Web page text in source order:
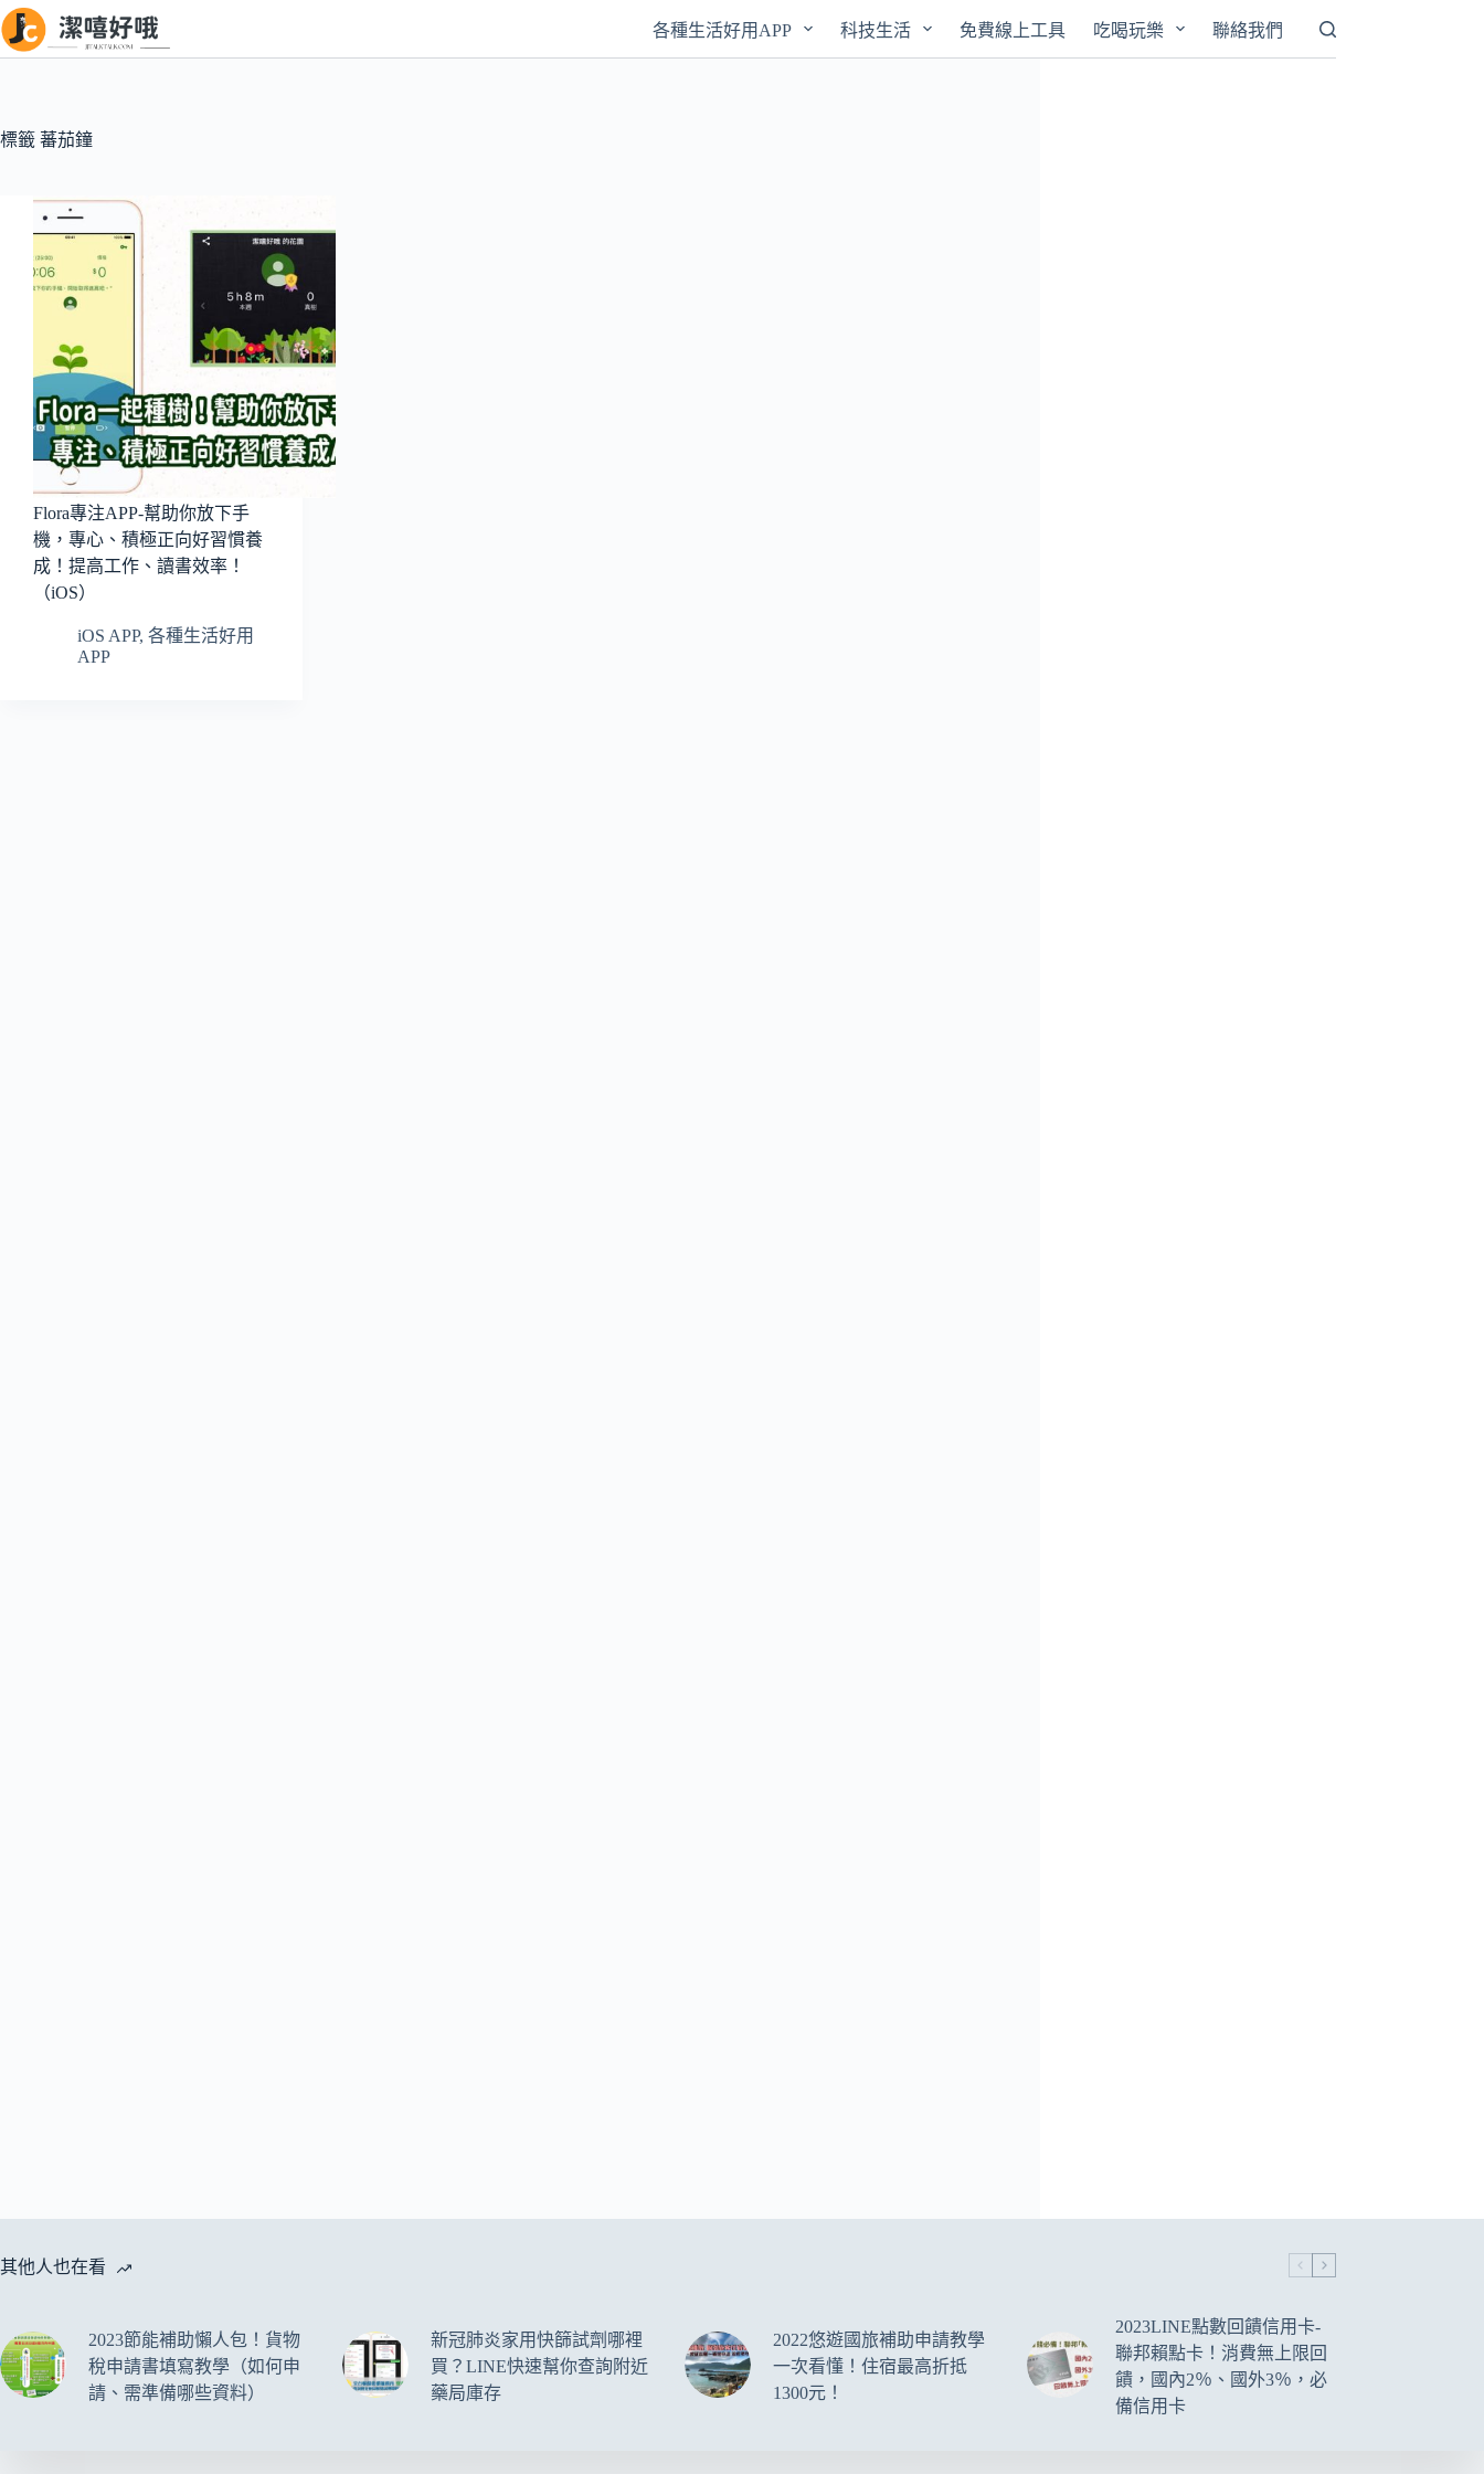
跳
至
容
各種生活好用APP 科技生活 免費線上工具 吃喝玩樂 聯絡我們
標籤 蕃茄鐘
Flora專注APP-幫助你放下手
機，專心、積極正向好習慣養
成！提高工作、讀書效率！
（iOS）
iOS APP, 各種生活好用
APP
其他人也在看
2023節能補助懶人包！貨物
稅申請書填寫教學（如何申
請、需準備哪些資料）
新冠肺炎家用快篩試劑哪裡
買？LINE快速幫你查詢附近
藥局庫存
2022悠遊國旅補助申請教學
一次看懂！住宿最高折抵
1300元！
2023LINE點數回饋信用卡-
聯邦賴點卡！消費無上限回
饋，國內2％、國外3％，必
備信用卡